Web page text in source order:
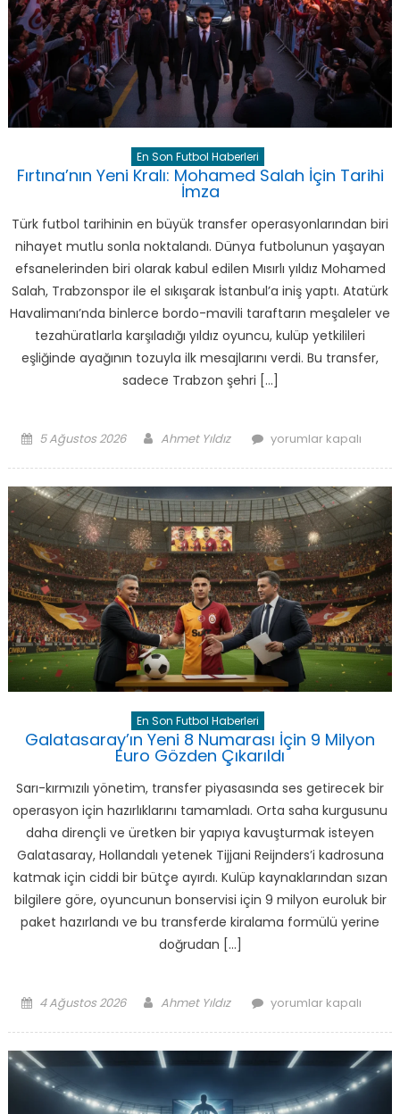
En Son Futbol Haberleri
Fırtına’nın Yeni Kralı: Mohamed Salah İçin Tarihi
İmza
Türk futbol tarihinin en büyük transfer operasyonlarından biri
nihayet mutlu sonla noktalandı. Dünya futbolunun yaşayan
efsanelerinden biri olarak kabul edilen Mısırlı yıldız Mohamed
Salah, Trabzonspor ile el sıkışarak İstanbul’a iniş yaptı. Atatürk
Havalimanı’nda binlerce bordo-mavili taraftarın meşaleler ve
tezahüratlarla karşıladığı yıldız oyuncu, kulüp yetkilileri
eşliğinde ayağının tozuyla ilk mesajlarını verdi. Bu transfer,
sadece Trabzon şehri […]
Posted
5 Ağustos 2026 Author
Ahmet Yıldız
Fırtına’nın
Mohamed
Salah
İçin
Tarihi
İmza
için
yorumlar kapalı
En Son Futbol Haberleri
Galatasaray’ın Yeni 8 Numarası İçin 9 Milyon
Euro Gözden Çıkarıldı
Sarı-kırmızılı yönetim, transfer piyasasında ses getirecek bir
operasyon için hazırlıklarını tamamladı. Orta saha kurgusunu
daha dirençli ve üretken bir yapıya kavuşturmak isteyen
Galatasaray, Hollandalı yetenek Tijjani Reijnders’i kadrosuna
katmak için ciddi bir bütçe ayırdı. Kulüp kaynaklarından sızan
bilgilere göre, oyuncunun bonservisi için 9 milyon euroluk bir
paket hazırlandı ve bu transferde kiralama formülü yerine
doğrudan […]
Posted
4 Ağustos 2026 Author
Ahmet Yıldız
Galatasaray’ın
Numarası
9
yorumlar kapalı